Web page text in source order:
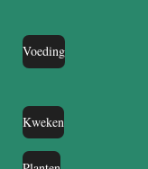
Voeding
Kweken